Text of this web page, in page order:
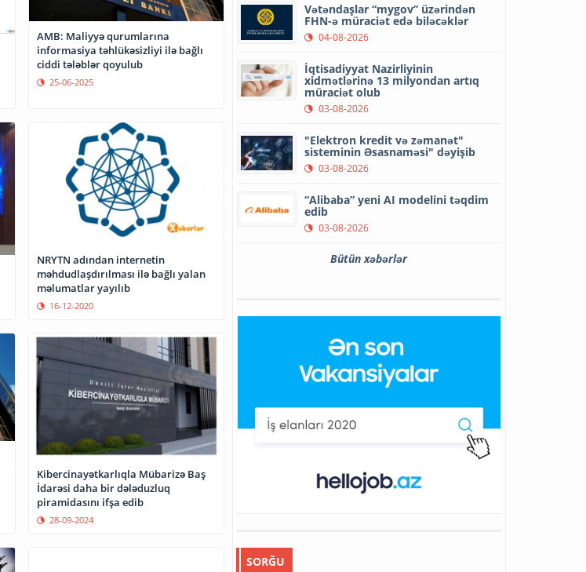
AMB: Maliyyə qurumlarına
informasiya təhlükəsizliyi ilə bağlı
ciddi tələblər qoyulub
25-06-2025
NRYTN adından internetin
məhdudlaşdırılması ilə bağlı yalan
məlumatlar yayılıb
16-12-2020
Kibercinayətkarlıqla Mübarizə Baş
İdarəsi daha bir dələduzluq
piramidasını ifşa edib
28-09-2024
Vətəndaşlar “mygov” üzərindən
FHN-ə müraciət edə biləcəklər
04-08-2026
İqtisadiyyat Nazirliyinin
xidmətlərinə 13 milyondan artıq
müraciət olub
03-08-2026
"Elektron kredit və zəmanət"
sisteminin Əsasnaməsi" dəyişib
03-08-2026
“Alibaba” yeni AI modelini təqdim
edib
03-08-2026
Bütün xəbərlər
SORĞU